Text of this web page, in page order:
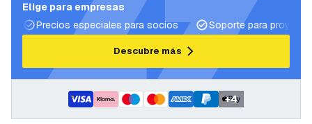
Elige para empresas
Precios especiales para socios
Soporte para
Descubre más
+4